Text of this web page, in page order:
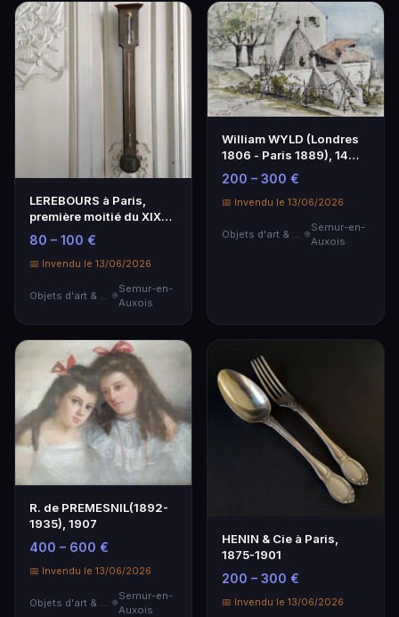
LEREBOURS à Paris,
première moitié du XIXe
Baromètre en lait…
80 – 100 €
📅 Invendu le 13/06/2026
Objets d'art & Curiosités
Semur-en-
Auxois
William WYLD (Londres
1806 - Paris 1889), 14
septembre 1858
200 – 300 €
📅 Invendu le 13/06/2026
Semur-en-
Auxois
R. de PREMESNIL(1892-
1935), 1907
400 – 600 €
📅 Invendu le 13/06/2026
Objets d'art & Curiosités
Semur-en-
Auxois
HENIN & Cie à Paris,
1875-1901
200 – 300 €
📅 Invendu le 13/06/2026